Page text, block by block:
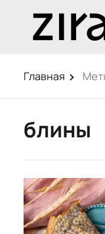
Главная
блины